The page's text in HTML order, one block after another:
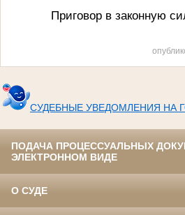
Приговор в законную
СУДЕБНЫЕ УВЕДОМЛЕНИЯ НА
ПОДАЧА ПРОЦЕССУАЛЬНЫХ
ЭЛЕКТРОННОМ ВИДЕ
О СУДЕ